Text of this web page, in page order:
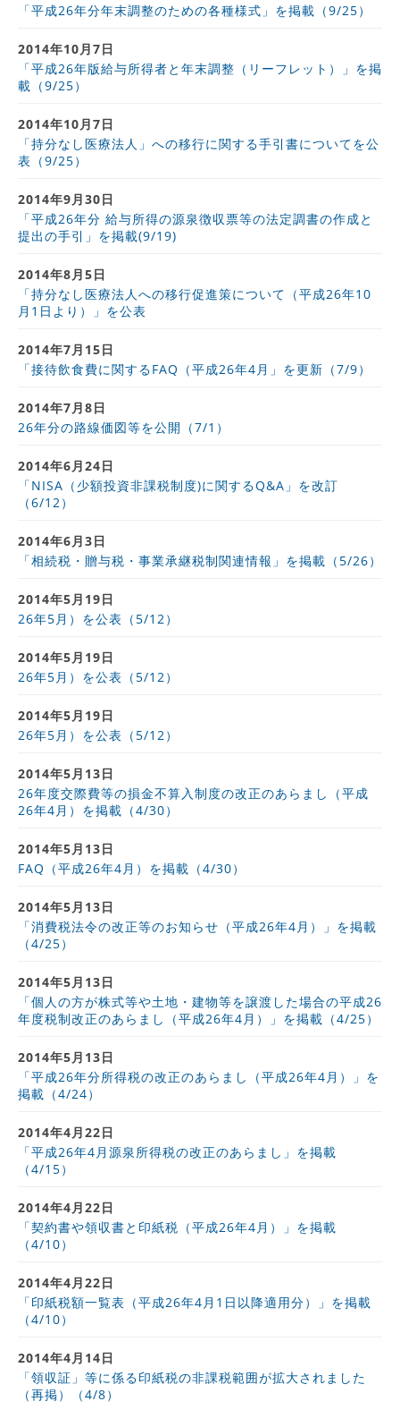
「平成26年分年末調整のための各種様式」を掲載（9/25）
2014年10月7日
「平成26年版給与所得者と年末調整（リーフレット）」を掲
載（9/25）
2014年10月7日
「持分なし医療法人」への移行に関する手引書についてを公
表（9/25）
2014年9月30日
「平成26年分 給与所得の源泉徴収票等の法定調書の作成と
提出の手引」を掲載(9/19)
2014年8月5日
「持分なし医療法人への移行促進策について（平成26年10
月1日より）」を公表
2014年7月15日
「接待飲食費に関するFAQ（平成26年4月」を更新（7/9）
2014年7月8日
26年分の路線価図等を公開（7/1）
2014年6月24日
「NISA（少額投資非課税制度)に関するQ&A」を改訂
（6/12）
2014年6月3日
「相続税・贈与税・事業承継税制関連情報」を掲載（5/26）
2014年5月19日
26年5月）を公表（5/12）
2014年5月19日
26年5月）を公表（5/12）
2014年5月19日
26年5月）を公表（5/12）
2014年5月13日
26年度交際費等の損金不算入制度の改正のあらまし（平成
26年4月）を掲載（4/30）
2014年5月13日
FAQ（平成26年4月）を掲載（4/30）
2014年5月13日
「消費税法令の改正等のお知らせ（平成26年4月）」を掲載
（4/25）
2014年5月13日
「個人の方が株式等や土地・建物等を譲渡した場合の平成26
年度税制改正のあらまし（平成26年4月）」を掲載（4/25）
2014年5月13日
「平成26年分所得税の改正のあらまし（平成26年4月）」を
掲載（4/24）
2014年4月22日
「平成26年4月源泉所得税の改正のあらまし」を掲載
（4/15）
2014年4月22日
「契約書や領収書と印紙税（平成26年4月）」を掲載
（4/10）
2014年4月22日
「印紙税額一覧表（平成26年4月1日以降適用分）」を掲載
（4/10）
2014年4月14日
「領収証」等に係る印紙税の非課税範囲が拡大されました
（再掲）（4/8）